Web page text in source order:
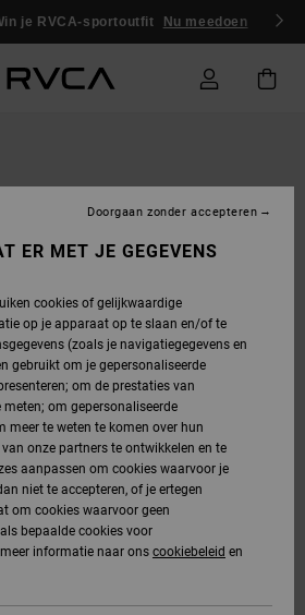
je RVCA-sportoutfit Nu meedoen
ER MET JE GEGEVENS
cookies of gelijkwaardige
op je apparaat op te slaan en/of te
(zoals je navigatiegegevens en
gebruikt om je gepersonaliseerde
om de prestaties van
om gepersonaliseerde
meer te weten te komen over hun
onze partners te ontwikkelen en te
aanpassen om cookies waarvoor je
niet te accepteren, of je ertegen
om cookies waarvoor geen
bepaalde cookies voor
informatie naar ons cookiebeleid en
Doorgaan zonder accepteren